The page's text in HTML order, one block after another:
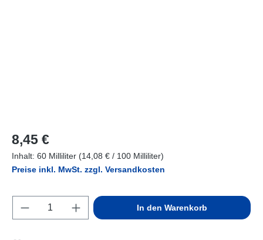
Regulärer Preis:
8,45 €
Inhalt: 60 Milliliter (14,08 € / 100 Milliliter)
Preise inkl. MwSt. zzgl. Versandkosten
Produkt Anzahl: Gib den gewünschten
In den Warenkorb